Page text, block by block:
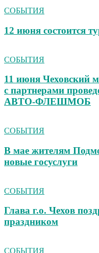
СОБЫТИЯ
12 июня состоится
СОБЫТИЯ
11 июня Чеховский
с партнерами
АВТО‑ФЛЕШМОБ
СОБЫТИЯ
В мае жителям
новые госуслуги
СОБЫТИЯ
Глава г.о. Чехов
праздником
СОБЫТИЯ